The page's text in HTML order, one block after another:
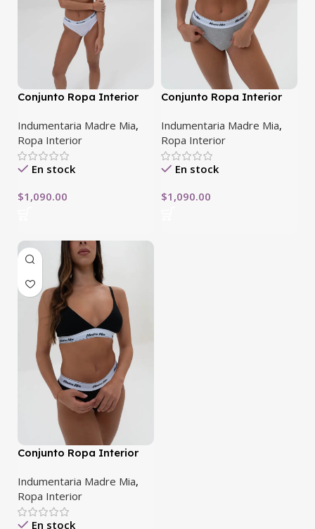
Conjunto Ropa Interior
Indumentaria Madre Mia,
Ropa Interior
En stock
$1,090.00
Conjunto Ropa Interior
Indumentaria Madre Mia,
Ropa Interior
En stock
$1,090.00
Conjunto Ropa Interior
Indumentaria Madre Mia,
Ropa Interior
En stock